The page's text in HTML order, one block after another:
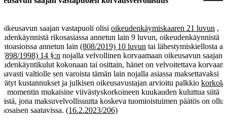
oikeusavun saajan vastapuoli olisi oikeudenkäymiskaaren 21 luvun ,
rikosasiassa annetun lain 9 luvun, oikeudenkäynnistä
annetun lain (808/2019) 10 luvun tai lähestymiskiellosta
(898/1998) 14 §:n nojalla velvollinen korvaamaan oikeusavun saajan
kokonaan tai osittain, hänet on velvoitettava
valtiolle sen varoista tämän lain nojalla asiassa maksettavaksi
kustannukset ja julkisen oikeusavustajan arvioitu palkkio
1 momentin mukaisine viivästyskorkoineen kuukauden kuluttua siitä
jona maksuvelvollisuutta koskeva tuomioistuimen päätös on ollut
saatavissa. (16.2.2023/206)